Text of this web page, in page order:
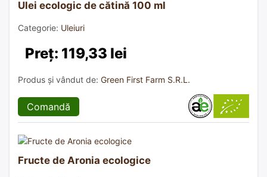
Ulei ecologic de cătină 100 ml
Categorie: Uleiuri
Preț: 119,33 lei
Produs și vândut de: Green First Farm S.R.L.
Comandă
Fructe de Aronia ecologice